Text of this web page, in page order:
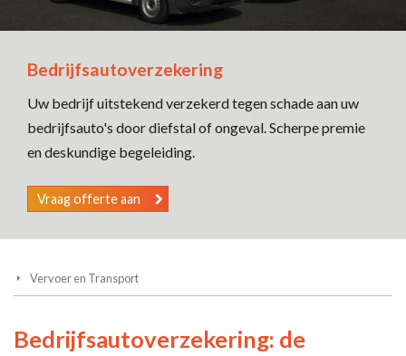
Bedrijfsautoverzekering
Uw bedrijf uitstekend verzekerd tegen schade aan uw
bedrijfsauto's door diefstal of ongeval. Scherpe premie
en deskundige begeleiding.
Vraag offerte aan
Vervoer en Transport
Bedrijfsautoverzekering: de